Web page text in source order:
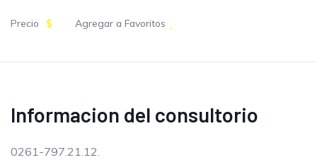
Precio $ Agregar a Favoritos
Informacion del consultorio
0261-797.21.12.